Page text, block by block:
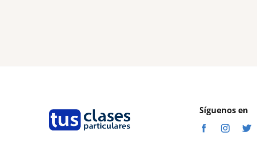
Síguenos en